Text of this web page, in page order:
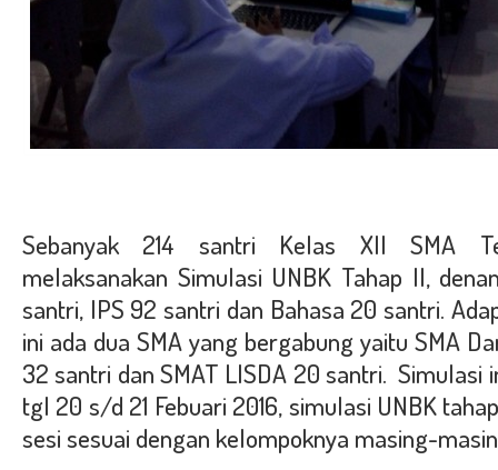
Sebanyak 214 santri Kelas XII SMA
melaksanakan Simulasi UNBK Tahap II,
santri, IPS 92 santri dan Bahasa 20 santri.
ini ada dua SMA yang bergabung yaitu SMA
32 santri dan SMAT LISDA 20 santri. Simulasi
tgl 20 s/d 21 Febuari 2016, simulasi UNBK
sesi sesuai dengan kelompoknya masing-